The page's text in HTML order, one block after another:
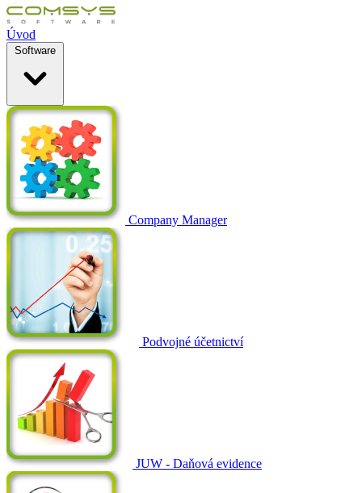
Úvod
Software
Company Manager
Podvojné účetnictví
JUW - Daňová evidence